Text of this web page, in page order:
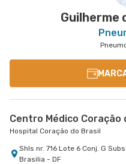
Guilherme
Centro Médico Coração
Hospital Coração do Brasil
Shls nr. 716 Lote 6 Conj. G
Brasilia - DF